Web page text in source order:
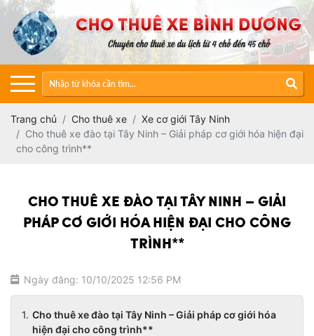
Trang chủ Cho thuê xe
Xe cơ giới Tây Ninh
Cho thuê xe đào tại Tây Ninh – Giải pháp cơ giới hóa hiện đại
cho công trình**
CHO THUÊ XE ĐÀO TẠI TÂY NINH – GIẢI
PHÁP CƠ GIỚI HÓA HIỆN ĐẠI CHO CÔNG
TRÌNH**
Ngày đăng: 10/10/2025 12:56 PM
Cho thuê xe đào tại Tây Ninh – Giải pháp cơ giới hóa
hiện đại cho công trình**